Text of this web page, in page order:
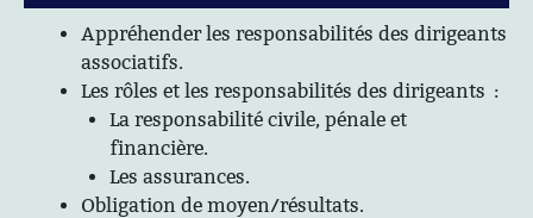
Appréhender les responsabilités des dirigeants
associatifs.
Les rôles et les responsabilités des dirigeants :
La responsabilité civile, pénale et
financière.
Les assurances.
Obligation de moyen/résultats.